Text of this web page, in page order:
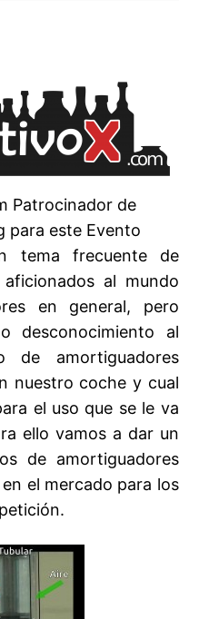
Patrocinador de
para este Evento
tema frecuente de
al mundo
en general, pero
desconocimiento al
amortiguadores
nuestro coche y cual
el uso que se le va
ello vamos a dar un
de amortiguadores
el mercado para los